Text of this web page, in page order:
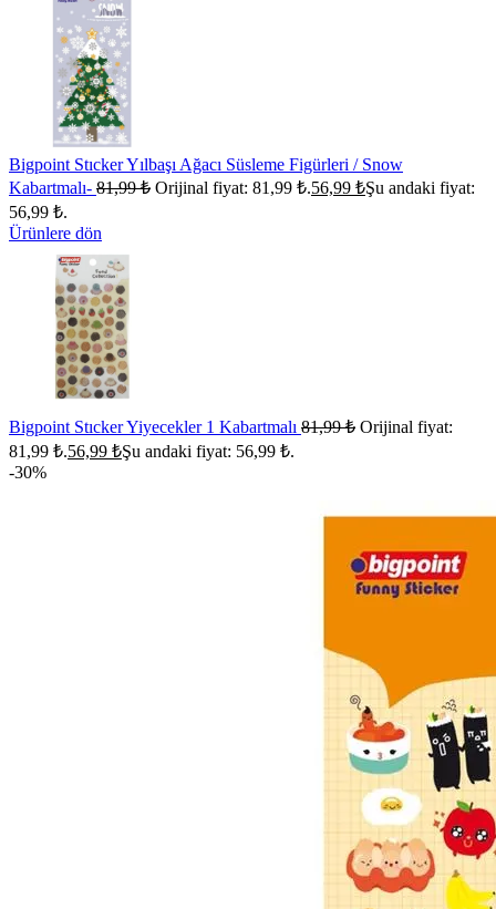
Bigpoint Stıcker Yılbaşı Ağacı Süsleme Figürleri / Snow
Kabartmalı- 81,99₺ Orijinal fiyat: 81,99 ₺.56,99 ₺Şu andaki fiyat:
56,99 ₺.
Ürünlere dön
Bigpoint Stıcker Yiyecekler 1 Kabartmalı 81,99₺ Orijinal fiyat:
81,99 ₺.56,99 ₺Şu andaki fiyat: 56,99 ₺.
-30%